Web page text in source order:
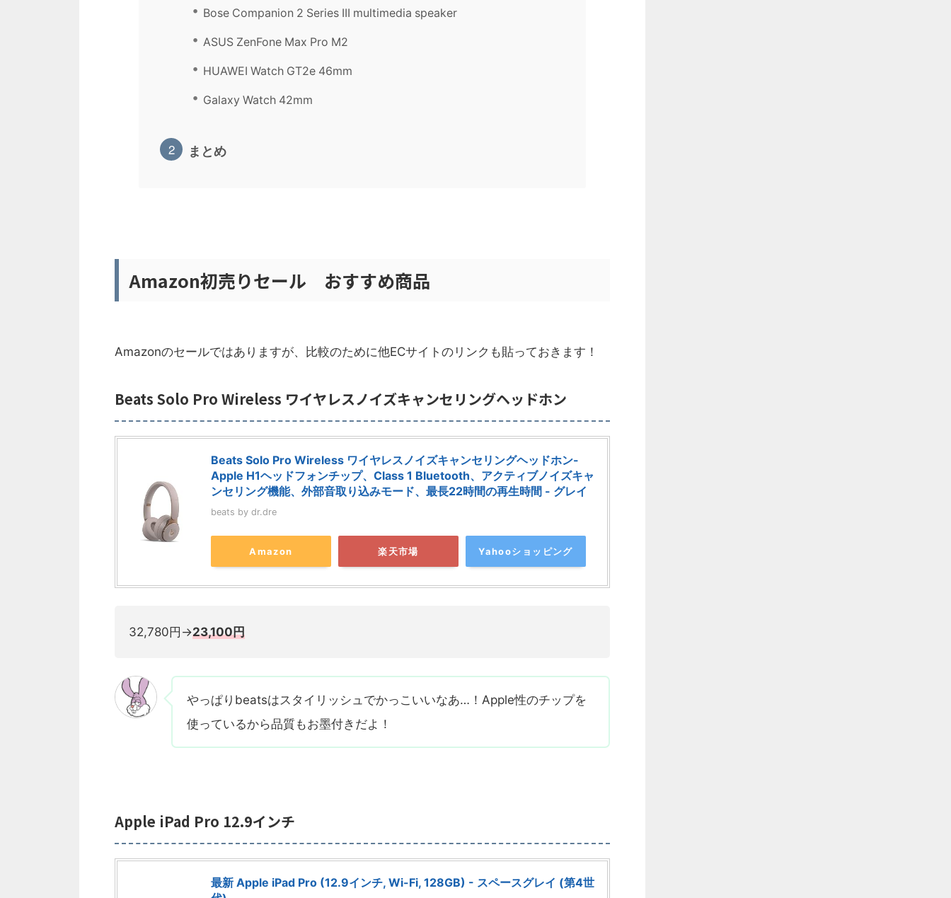
Bose Companion 2 Series III multimedia speaker
ASUS ZenFone Max Pro M2
HUAWEI Watch GT2e 46mm
Galaxy Watch 42mm
まとめ
Amazon初売りセール おすすめ商品
Amazonのセールではありますが、比較のために他ECサイトのリンクも貼っておきます！
Beats Solo Pro Wireless ワイヤレスノイズキャンセリングヘッドホン
Beats Solo Pro Wireless ワイヤレスノイズキャンセリングヘッドホン-
Apple H1ヘッドフォンチップ、Class 1 Bluetooth、アクティブノイズキャ
ンセリング機能、外部音取り込みモード、最長22時間の再生時間 - グレイ
beats by dr.dre
Amazon 楽天市場 Yahooショッピング
32,780円→23,100円
やっぱりbeatsはスタイリッシュでかっこいいなあ…！Apple性のチップを
使っているから品質もお墨付きだよ！
Apple iPad Pro 12.9インチ
最新 Apple iPad Pro (12.9インチ, Wi-Fi, 128GB) - スペースグレイ (第4世